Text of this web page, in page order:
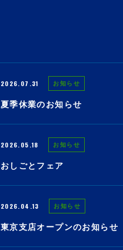
2026.07.31 お知らせ
夏季休業のお知らせ
2026.05.18 お知らせ
おしごとフェア
2026.04.13 お知らせ
東京支店オープンのお知らせ